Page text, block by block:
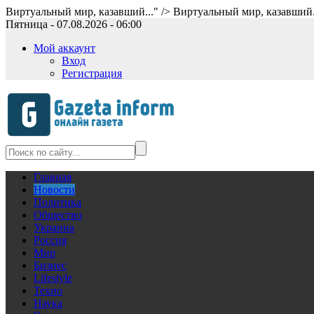
Виртуальный мир, казавший..." /> Виртуальный мир,
Пятница - 07.08.2026 - 06:00
Мой аккаунт
Вход
Регистрация
Главная
Новости
Политика
Общество
Украина
Россия
Мир
Бизнес
Lifestyle
Техно
Наука